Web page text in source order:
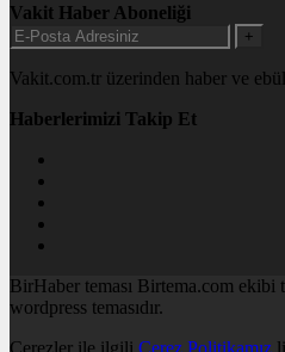
Vakit Haber Aboneliği
+
Vakit.com.tr üzerinden haber ve
Haberlerimizi Takip Et
BirHaber teması Birtema.com
wordpress temasıdır.
Çerezler ile ilgili Çerez Politikamız